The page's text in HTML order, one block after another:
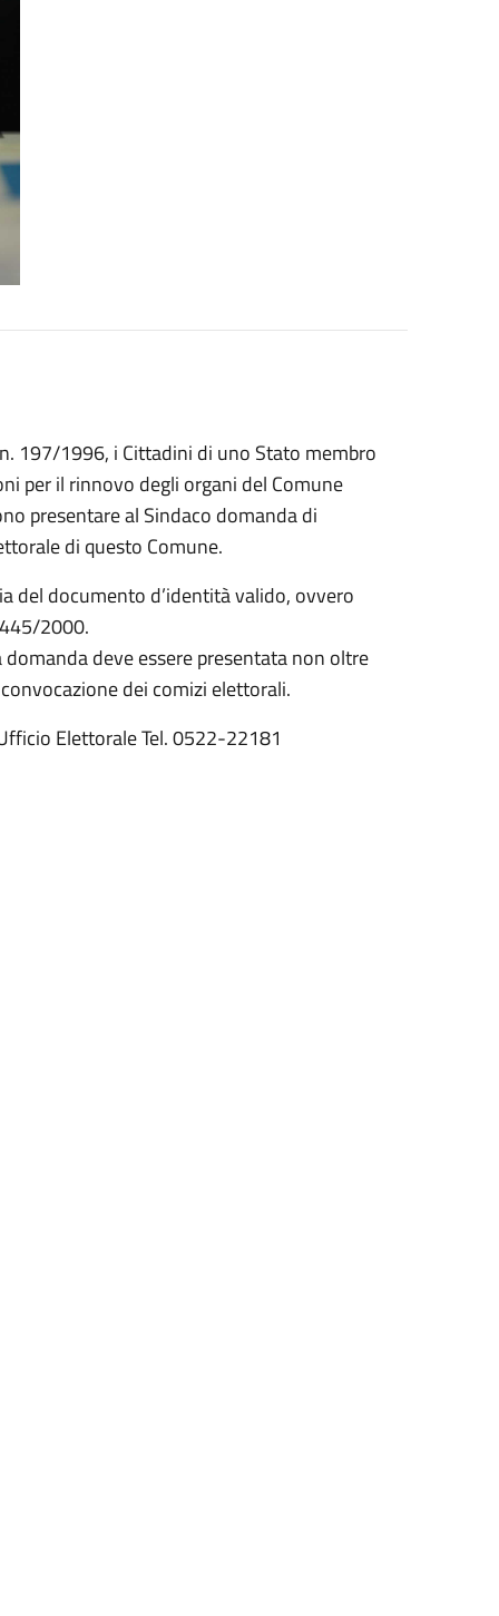
197/1996, i Cittadini di uno Stato membro
per il rinnovo degli organi del Comune
presentare al Sindaco domanda di
di questo Comune.
del documento d’identità valido, ovvero
2000.
deve essere presentata non oltre
dei comizi elettorali.
Elettorale Tel. 0522-22181